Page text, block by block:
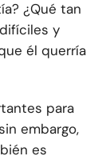
¿Qué tan
y
él querría
para
embargo,
es